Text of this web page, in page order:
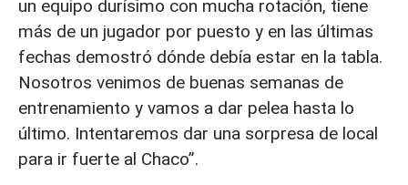
un equipo durísimo con mucha rotación, tiene
más de un jugador por puesto y en las últimas
fechas demostró dónde debía estar en la tabla.
Nosotros venimos de buenas semanas de
entrenamiento y vamos a dar pelea hasta lo
último. Intentaremos dar una sorpresa de local
para ir fuerte al Chaco”.